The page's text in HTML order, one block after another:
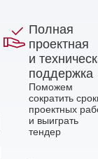
Полная
проектная
и
поддержка
Поможем
сократить
проектных
и выиграть
тендер